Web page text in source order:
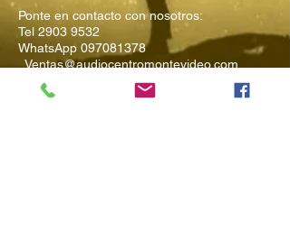
Ponte en contacto con nosotros:
Tel 2903 9532
WhatsApp 097081378
Ventas@audiocentromontevideo.com
Audiocentromontevideo.com